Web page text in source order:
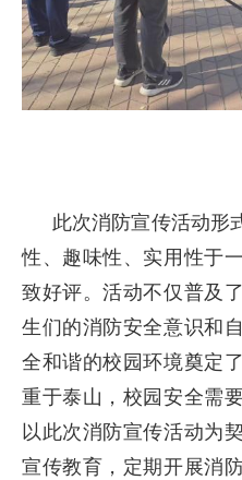
此次消防宣传活动形
性、趣味性、实用性于
致好评。活动不仅普及
生们的消防安全意识和
全和谐的校园环境奠定
重于泰山，校园安全需
以此次消防宣传活动为
宣传教育，定期开展消